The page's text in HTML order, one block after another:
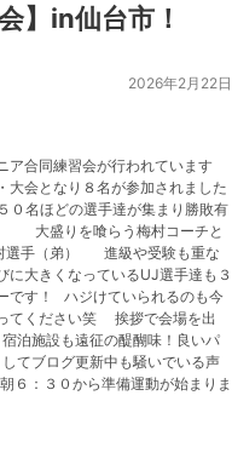
】in仙台市！
2026年2月22日
ア合同練習会が行われています
大会となり８名が参加されました
名ほどの選手達が集まり勝敗有
大盛りを喰らう梅村コーチと
選手（弟） 進級や受験も重な
に大きくなっているUJ選手達も３
です！ ハジけていられるのも今
てください笑 挨拶で会場を出
施設も遠征の醍醐味！良いパ
てブログ更新中も騒いでいる声
６：３０から準備運動が始まりま